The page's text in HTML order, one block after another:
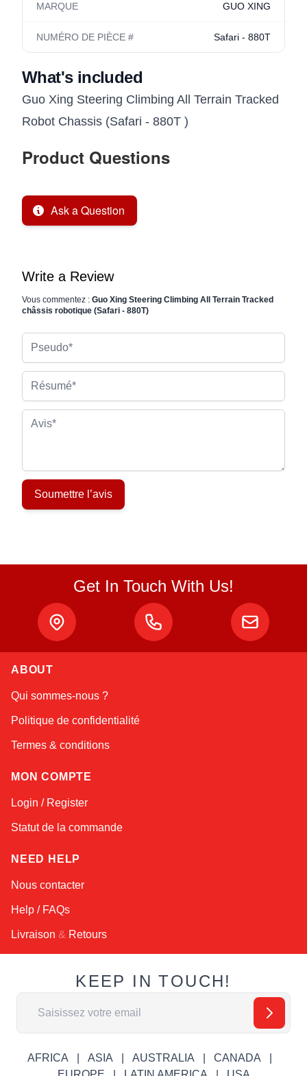
MARQUE GUO XING
NUMÉRO DE PIÈCE # Safari - 880T
What's included
Guo Xing Steering Climbing All Terrain Tracked
Robot Chassis (Safari - 880T )
Product Questions
Ask a Question
Write a Review
Vous commentez : Guo Xing Steering Climbing All Terrain Tracked
châssis robotique (Safari - 880T)
Résumé
Avis
Soumettre l’avis
Get In Touch With Us!
ABOUT
Qui sommes-nous ?
Politique de confidentialité
Termes & conditions
MON COMPTE
Login / Register
Statut de la commande
NEED HELP
Nous contacter
Help / FAQs
Livraison & Retours
KEEP IN TOUCH!
Adresse email
AFRICA ASIA AUSTRALIA
CANADA